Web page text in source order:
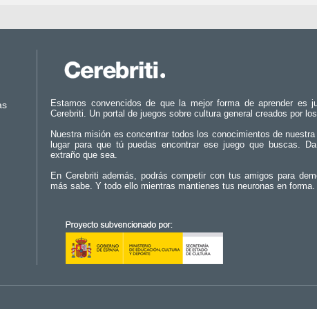
Estamos convencidos de que la mejor forma de aprender es
Cerebriti. Un portal de juegos sobre cultura general creados por
Nuestra misión es concentrar todos los conocimientos de
lugar para que tú puedas encontrar ese juego que buscas.
extraño que sea.
En Cerebriti además, podrás competir con tus amigos para
más sabe. Y todo ello mientras mantienes tus neuronas en forma.